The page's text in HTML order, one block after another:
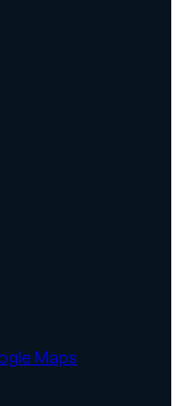
Maps